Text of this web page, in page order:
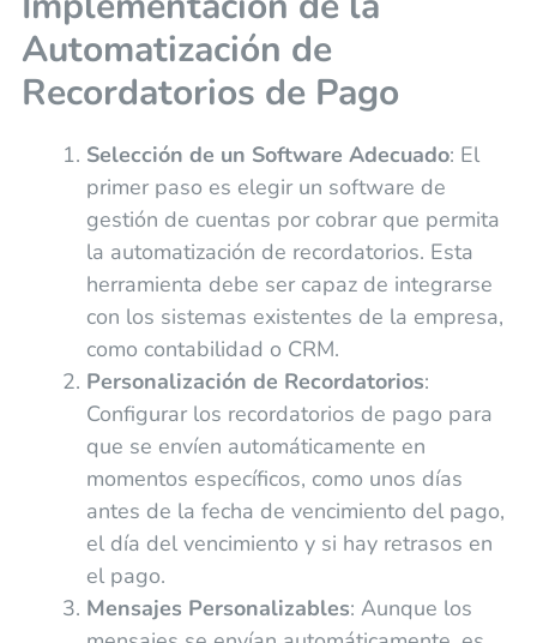
Automatización de
Recordatorios de Pago
Selección de un Software Adecuado: El
primer paso es elegir un software de
gestión de cuentas por cobrar que permita
la automatización de recordatorios. Esta
herramienta debe ser capaz de integrarse
con los sistemas existentes de la empresa,
como contabilidad o CRM.
Personalización de Recordatorios:
Configurar los recordatorios de pago para
que se envíen automáticamente en
momentos específicos, como unos días
antes de la fecha de vencimiento del pago,
el día del vencimiento y si hay retrasos en
el pago.
Mensajes Personalizables: Aunque los